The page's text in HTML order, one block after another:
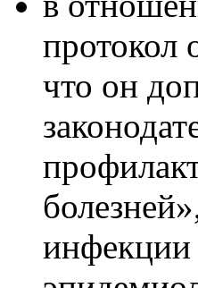
протокол
что он